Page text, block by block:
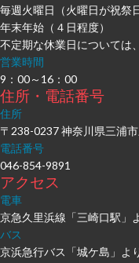
毎週火曜日（火曜日が祝祭
年末年始（４日程度）
不定期な休業日については
営業時間
9：00～16：00
住所・電話番号
住所
〒238-0237 神奈川県三浦
電話番号
046-854-9891
アクセス
電車
京急久里浜線「三崎口駅」
バス
京浜急行バス「城ケ島」よ